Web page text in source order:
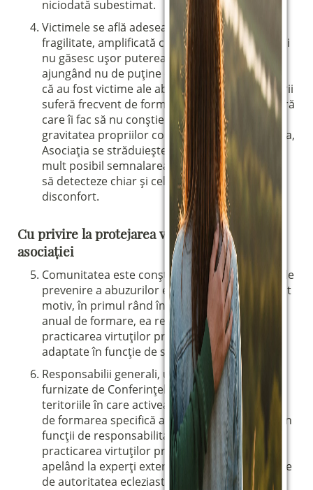
niciodată subestimat.
Victimele se află adesea într-o stare de
fragilitate, amplificată chiar de abuzul în sine, și
nu găsesc ușor puterea de a depune plângere,
ajungând nu de puține ori chiar să nege faptul
că au fost victime ale abuzului. Chiar și agresorii
suferă frecvent de forme de disociere interioară
care îi fac să nu conștientizeze pe deplin
gravitatea propriilor comportamente. De aceea,
Asociația se străduiește să simplifice cât mai
mult posibil semnalarea abuzurilor, încercând
să detecteze chiar și cele mai mici semne de
disconfort.
Cu privire la protejarea vieții interne a
asociației
Comunitatea este conștientă că prima formă de
prevenire a abuzurilor este formarea. Din acest
motiv, în primul rând în cadrul Parcursului
anual de formare, ea reamintește periodic
practicarea virtuților prudenței și castității,
adaptate în funcție de stările de viață.
Responsabilii generali, urmând îndrumările
furnizate de Conferințele Episcopale din
teritoriile în care activează Asociația, se ocupă
de formarea specifică a tuturor celor care dețin
funcții de responsabilitate în ceea ce privește
practicarea virtuților prudenței și castității,
apelând la experți externi cu titluri recunoscute
de autoritatea ecleziastică.